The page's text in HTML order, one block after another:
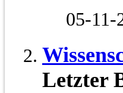
05-11-
Letzter